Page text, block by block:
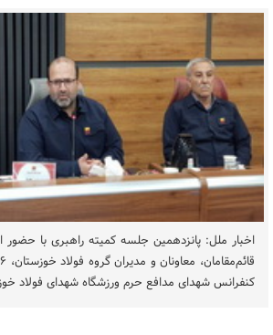
اخبار ملل: پانزدهمین جلسه کمیته راهبری با حضور
کنفرانس شهدای مدافع حرم ورزشگاه شهدای فولاد